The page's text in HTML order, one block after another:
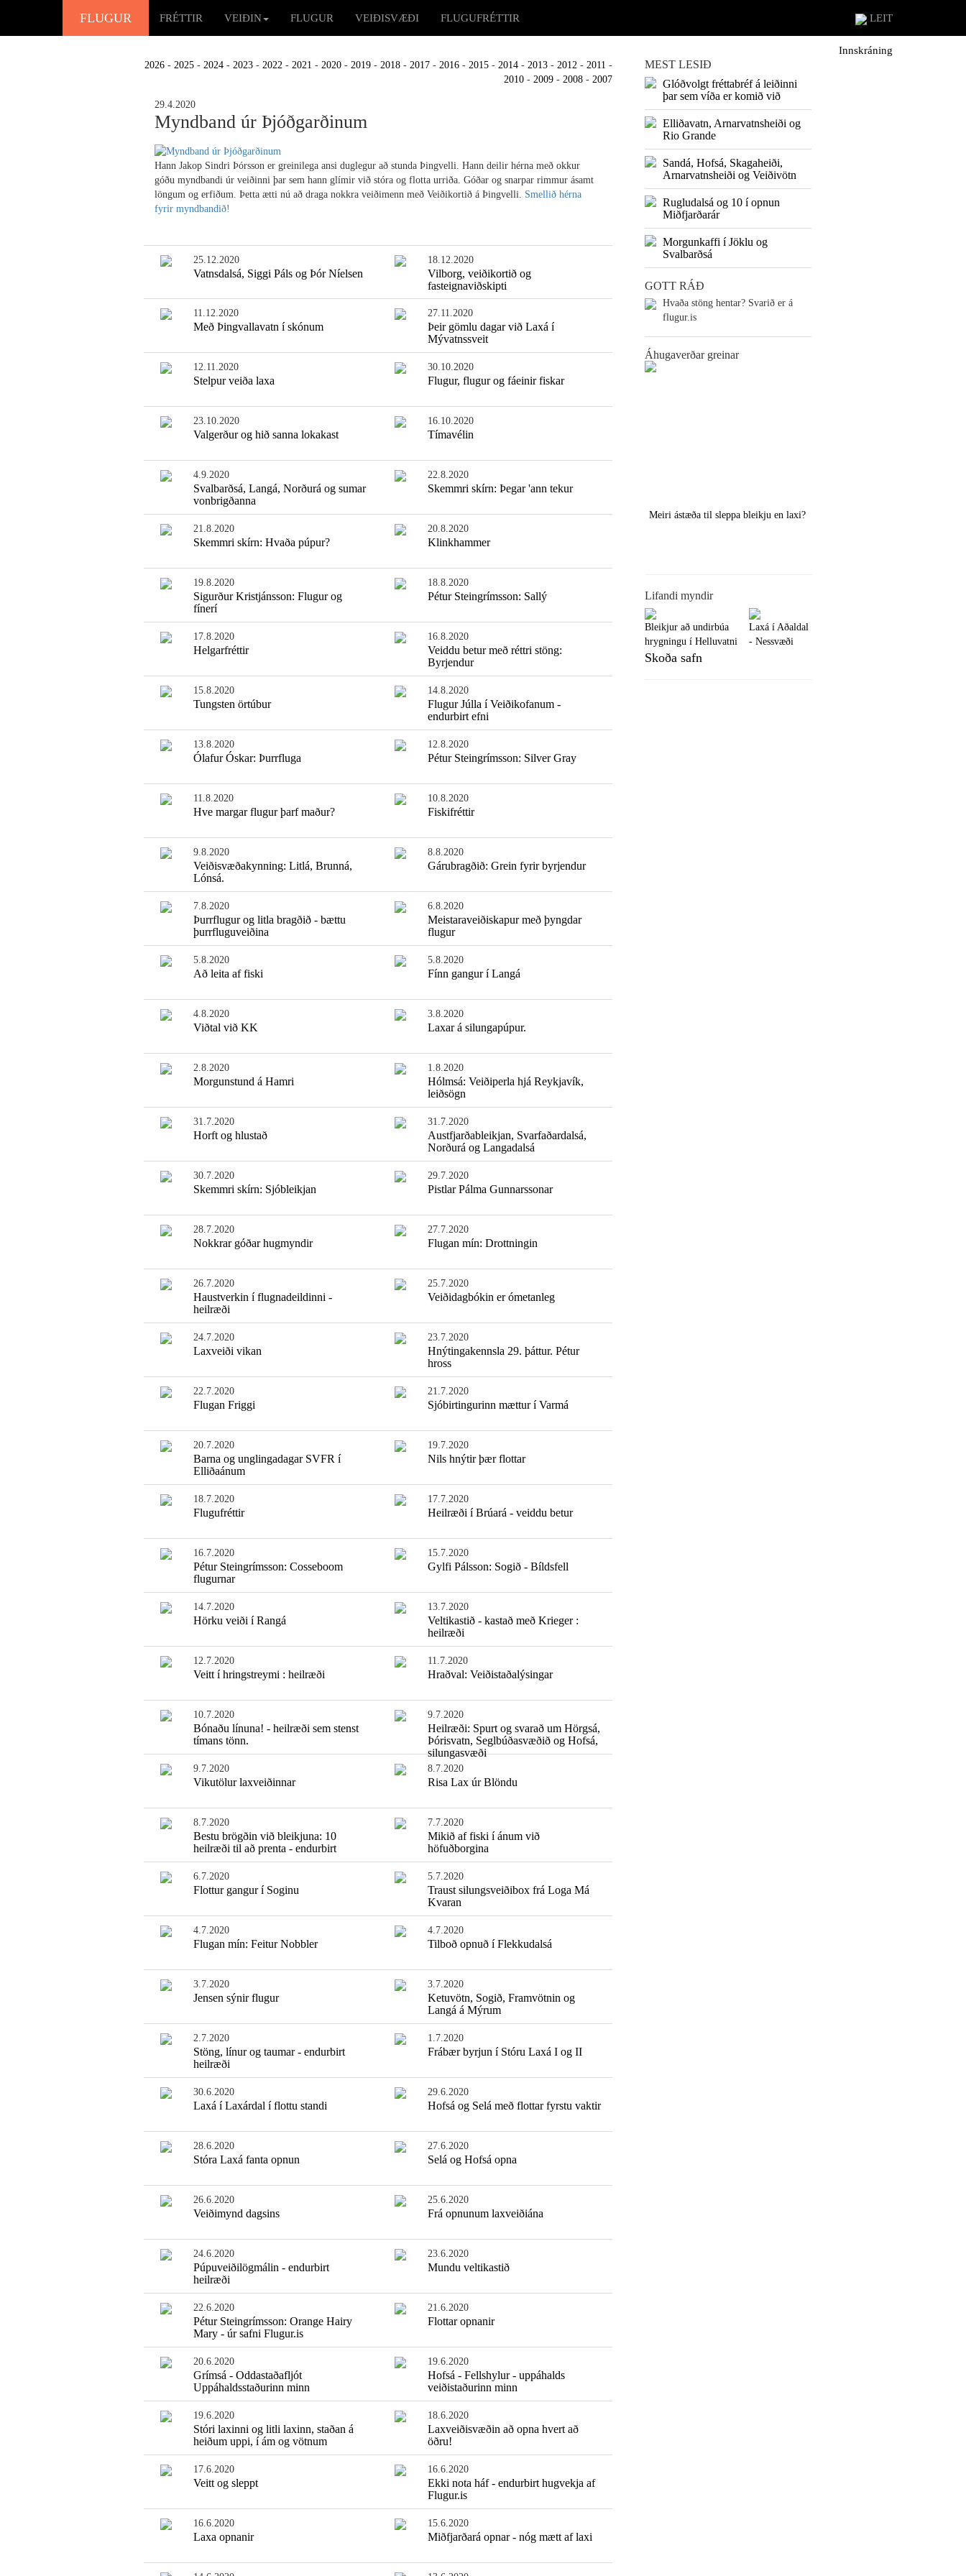
FLUGUR FRÉTTIR VEIÐIN FLUGUR VEIÐISVÆÐI FLUGUFRÉTTIR LEIT
Innskráning
2026 - 2025 - 2024 - 2023 - 2022 - 2021 - 2020 - 2019 - 2018 - 2017 - 2016 - 2015 - 2014 - 2013 - 2012 - 2011 -
2010 - 2009 - 2008 - 2007
29.4.2020
Myndband úr Þjóðgarðinum
Hann Jakop Sindri Þórsson er greinilega ansi duglegur að stunda Þingvelli. Hann deilir hérna með okkur
góðu myndbandi úr veiðinni þar sem hann glímir við stóra og flotta urriða. Góðar og snarpar rimmur ásamt
löngum og erfiðum. Þetta ætti nú að draga nokkra veiðimenn með Veiðikortið á Þingvelli. Smellið hérna
fyrir myndbandið!
25.12.2020
Vatnsdalsá, Siggi Páls og Þór Níelsen
18.12.2020
Vilborg, veiðikortið og
fasteignaviðskipti
11.12.2020
Með Þingvallavatn í skónum
27.11.2020
Þeir gömlu dagar við Laxá í
Mývatnssveit
12.11.2020
Stelpur veiða laxa
30.10.2020
Flugur, flugur og fáeinir fiskar
23.10.2020
Valgerður og hið sanna lokakast
16.10.2020
Tímavélin
4.9.2020
Svalbarðsá, Langá, Norðurá og sumar
vonbrigðanna
22.8.2020
Skemmri skírn: Þegar 'ann tekur
21.8.2020
Skemmri skírn: Hvaða púpur?
20.8.2020
Klinkhammer
19.8.2020
Sigurður Kristjánsson: Flugur og
fínerí
18.8.2020
Pétur Steingrímsson: Sallý
17.8.2020
Helgarfréttir
16.8.2020
Veiddu betur með réttri stöng:
Byrjendur
15.8.2020
Tungsten örtúbur
14.8.2020
Flugur Júlla í Veiðikofanum -
endurbirt efni
13.8.2020
Ólafur Óskar: Þurrfluga
12.8.2020
Pétur Steingrímsson: Silver Gray
11.8.2020
Hve margar flugur þarf maður?
10.8.2020
Fiskifréttir
9.8.2020
Veiðisvæðakynning: Litlá, Brunná,
Lónsá.
8.8.2020
Gárubragðið: Grein fyrir byrjendur
7.8.2020
Þurrflugur og litla bragðið - bættu
þurrfluguveiðina
6.8.2020
Meistaraveiðiskapur með þyngdar
flugur
5.8.2020
Að leita af fiski
5.8.2020
Fínn gangur í Langá
4.8.2020
Viðtal við KK
3.8.2020
Laxar á silungapúpur.
2.8.2020
Morgunstund á Hamri
1.8.2020
Hólmsá: Veiðiperla hjá Reykjavík,
leiðsögn
31.7.2020
Horft og hlustað
31.7.2020
Austfjarðableikjan, Svarfaðardalsá,
Norðurá og Langadalsá
30.7.2020
Skemmri skírn: Sjóbleikjan
29.7.2020
Pistlar Pálma Gunnarssonar
28.7.2020
Nokkrar góðar hugmyndir
27.7.2020
Flugan mín: Drottningin
26.7.2020
Haustverkin í flugnadeildinni -
heilræði
25.7.2020
Veiðidagbókin er ómetanleg
24.7.2020
Laxveiði vikan
23.7.2020
Hnýtingakennsla 29. þáttur. Pétur
hross
22.7.2020
Flugan Friggi
21.7.2020
Sjóbirtingurinn mættur í Varmá
20.7.2020
Barna og unglingadagar SVFR í
Elliðaánum
19.7.2020
Nils hnýtir þær flottar
18.7.2020
Flugufréttir
17.7.2020
Heilræði í Brúará - veiddu betur
16.7.2020
Pétur Steingrímsson: Cosseboom
flugurnar
15.7.2020
Gylfi Pálsson: Sogið - Bíldsfell
14.7.2020
Hörku veiði í Rangá
13.7.2020
Veltikastið - kastað með Krieger :
heilræði
12.7.2020
Veitt í hringstreymi : heilræði
11.7.2020
Hraðval: Veiðistaðalýsingar
10.7.2020
Bónaðu línuna! - heilræði sem stenst
tímans tönn.
9.7.2020
Heilræði: Spurt og svarað um Hörgsá,
Þórisvatn, Seglbúðasvæðið og Hofsá,
silungasvæði
9.7.2020
Vikutölur laxveiðinnar
8.7.2020
Risa Lax úr Blöndu
8.7.2020
Bestu brögðin við bleikjuna: 10
heilræði til að prenta - endurbirt
7.7.2020
Mikið af fiski í ánum við
höfuðborgina
6.7.2020
Flottur gangur í Soginu
5.7.2020
Traust silungsveiðibox frá Loga Má
Kvaran
4.7.2020
Flugan mín: Feitur Nobbler
4.7.2020
Tilboð opnuð í Flekkudalsá
3.7.2020
Jensen sýnir flugur
3.7.2020
Ketuvötn, Sogið, Framvötnin og
Langá á Mýrum
2.7.2020
Stöng, línur og taumar - endurbirt
heilræði
1.7.2020
Frábær byrjun í Stóru Laxá I og II
30.6.2020
Laxá í Laxárdal í flottu standi
29.6.2020
Hofsá og Selá með flottar fyrstu vaktir
28.6.2020
Stóra Laxá fanta opnun
27.6.2020
Selá og Hofsá opna
26.6.2020
Veiðimynd dagsins
25.6.2020
Frá opnunum laxveiðiána
24.6.2020
Púpuveiðilögmálin - endurbirt
heilræði
23.6.2020
Mundu veltikastið
22.6.2020
Pétur Steingrímsson: Orange Hairy
Mary - úr safni Flugur.is
21.6.2020
Flottar opnanir
20.6.2020
Grímsá - Oddastaðafljót
Uppáhaldsstaðurinn minn
19.6.2020
Hofsá - Fellshylur - uppáhalds
veiðistaðurinn minn
19.6.2020
Stóri laxinni og litli laxinn, staðan á
heiðum uppi, í ám og vötnum
18.6.2020
Laxveiðisvæðin að opna hvert að
öðru!
17.6.2020
Veitt og sleppt
16.6.2020
Ekki nota háf - endurbirt hugvekja af
Flugur.is
16.6.2020
Laxa opnanir
15.6.2020
Miðfjarðará opnar - nóg mætt af laxi
MEST LESIÐ
Glóðvolgt fréttabréf á leiðinni
þar sem víða er komið við
Elliðavatn, Arnarvatnsheiði og
Rio Grande
Sandá, Hofsá, Skagaheiði,
Arnarvatnsheiði og Veiðivötn
Rugludalsá og 10 í opnun
Miðfjarðarár
Morgunkaffi í Jöklu og
Svalbarðsá
GOTT RÁÐ
Hvaða stöng hentar? Svarið er á
flugur.is
Áhugaverðar greinar
Einfaldasta fiskisúpan Meiri ástæða til sleppa bleikju en laxi?
Lifandi myndir
Bleikjur að undirbúa
hrygningu í Helluvatni
Laxá í Aðaldal
- Nessvæði
Skoða safn